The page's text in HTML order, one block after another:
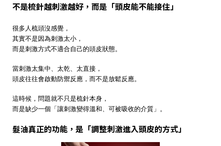
不是梳針越刺激越好，而是「頭皮能不能接住」
很多人梳頭沒感覺，
其實不是因為刺激太小，
而是刺激方式不適合自己的頭皮狀態。
當刺激太集中、太乾、太直接，
頭皮往往會啟動防禦反應，而不是放鬆反應。
這時候，問題就不只是梳針本身，
而是缺少一個「讓刺激變得溫和、可被吸收的介質」。
髮油真正的功能，是「調整刺激進入頭皮的方式」